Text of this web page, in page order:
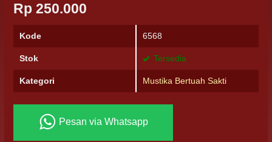
Rp 250.000
Kode 6568
Stok Tersedia
Kategori Mustika Bertuah Sakti
Pesan via Whatsapp